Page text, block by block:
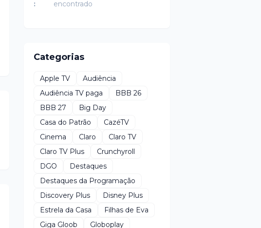
:
encontrado
Categorias
Apple TV
Audiência
Audiência TV paga
BBB 26
BBB 27
Big Day
Casa do Patrão
CazéTV
Cinema
Claro
Claro TV
Claro TV Plus
Crunchyroll
DGO
Destaques
Destaques da Programação
Discovery Plus
Disney Plus
Estrela da Casa
Filhas de Eva
Giga Gloob
Globoplay